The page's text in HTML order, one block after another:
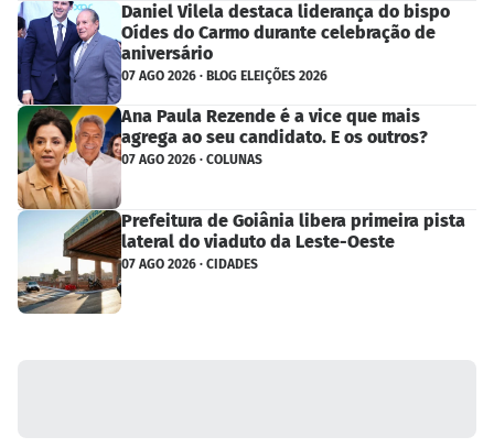
Daniel Vilela destaca liderança do bispo
Oídes do Carmo durante celebração de
aniversário
07 AGO 2026 · BLOG ELEIÇÕES 2026
Ana Paula Rezende é a vice que mais
agrega ao seu candidato. E os outros?
07 AGO 2026 · COLUNAS
Prefeitura de Goiânia libera primeira pista
lateral do viaduto da Leste-Oeste
07 AGO 2026 · CIDADES